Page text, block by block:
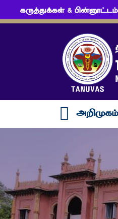
கருத்துக்கள் & பின்னூட்டம்
அறிமுகம்